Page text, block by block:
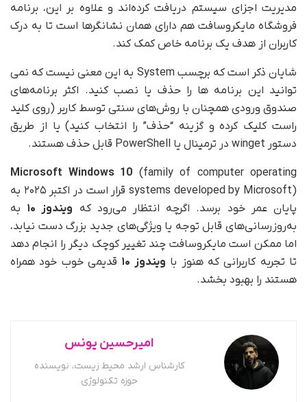
مدیریت اجزای سیستم دریافت کرده‌اند و علاوه بر این، برنامه
فروشگاه مایکروسافت هم دارای همان نشانگرها است تا به درک
کاربران از هدف یک برنامه خاص کمک کند.
شایان ذکر است که برچسب System به این معنی نیست که نمی
توانید این برنامه ها را حذف یا نصب کنید. اکثر برنامه‌های
صندوق ورودی همچنان با روش‌های سنتی توسط کاربر (روی کلید
راست کلیک کرده و گزینه “حذف” را انتخاب کنید) یا از طریق
دستور winget در ترمینال یا PowerShell قابل حذف هستند.
Microsoft Windows 10 (family of computer operating
systems developed by Microsoft) قرار است در اکتبر ۲۰۲۵ به
پایان عمر خود برسد. اگرچه انتظار می‌رود که ویندوز ۱۰
به
به‌روزرسانی‌های قابل توجه یا ویژگی‌های جدید بزرگ دست نیابد،
اما ممکن است مایکروسافت چند تغییر کوچک دیگر را انجام دهد
تا تجربه کاربرانی که هنوز با ویندوز ۱۰
قدیمی خوب خود همراه
هستند را بهبود بخشد.
امیرحسین یونس
کارشناس ارشد محیط زیست، نویسنده
حوزه تکنولوژی